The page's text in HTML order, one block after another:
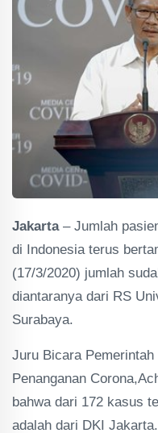
Jakarta– Jumlah
di Indonesia terus
(17/3/2020) jumlah
diantaranya dari RS
Surabaya.
Juru Bicara Pemerintah
Penanganan
bahwa dari 172 kasus
adalah dari DKI